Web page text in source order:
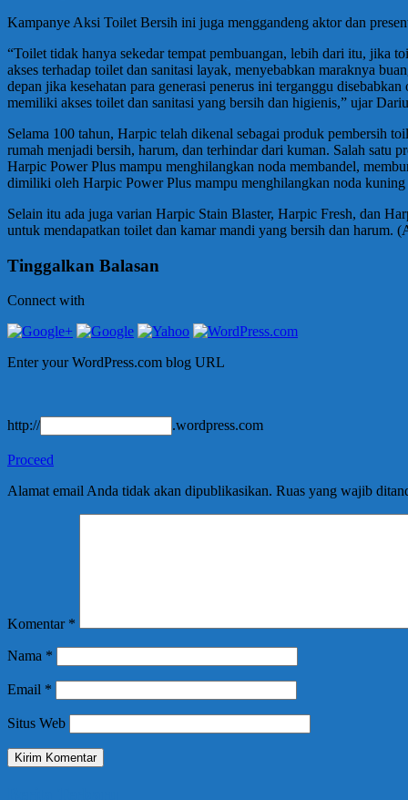
Kampanye Aksi Toilet Bersih ini juga menggandeng aktor dan
“Toilet tidak hanya sekedar tempat pembuangan, lebih dari itu, jika
akses terhadap toilet dan sanitasi layak, menyebabkan maraknya
depan jika kesehatan para generasi penerus ini terganggu
memiliki akses toilet dan sanitasi yang bersih dan higienis,” ujar
Selama 100 tahun, Harpic telah dikenal sebagai produk pembersih
rumah menjadi bersih, harum, dan terhindar dari kuman. Salah satu
Harpic Power Plus mampu menghilangkan noda membandel,
dimiliki oleh Harpic Power Plus mampu menghilangkan noda
Selain itu ada juga varian Harpic Stain Blaster, Harpic Fresh, dan
untuk mendapatkan toilet dan kamar mandi yang bersih dan harum.
Tinggalkan Balasan
Connect with
Enter your WordPress.com blog URL
http:// .wordpress.com
Proceed
Alamat email Anda tidak akan dipublikasikan. Ruas yang wajib
Komentar *
Nama *
Email *
Situs Web